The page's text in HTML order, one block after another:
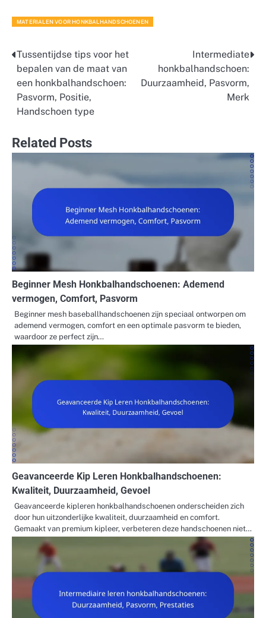
MATERIALEN VOOR HONKBALHANDSCHOENEN
Post
navigation
Tussentijdse tips voor het
bepalen van de maat van
een honkbalhandschoen:
Pasvorm, Positie,
Handschoen type
Intermediate
honkbalhandschoen:
Duurzaamheid, Pasvorm,
Merk
Related Posts
Beginner Mesh Honkbalhandschoenen: Ademend
vermogen, Comfort, Pasvorm
Beginner mesh baseballhandschoenen zijn speciaal ontworpen om
ademend vermogen, comfort en een optimale pasvorm te bieden,
waardoor ze perfect zijn…
Geavanceerde Kip Leren Honkbalhandschoenen:
Kwaliteit, Duurzaamheid, Gevoel
Geavanceerde kipleren honkbalhandschoenen onderscheiden zich
door hun uitzonderlijke kwaliteit, duurzaamheid en comfort.
Gemaakt van premium kipleer, verbeteren deze handschoenen niet…